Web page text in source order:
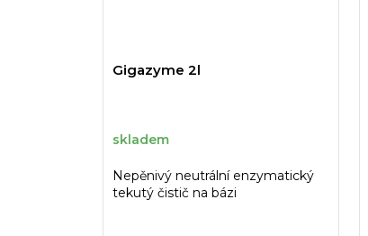
Gigazyme 2l
skladem
Nepěnivý neutrální enzymatický
tekutý čistič na bázi